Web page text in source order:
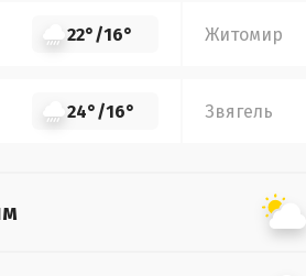
22°/16° Житомир
24°/16° Звягель